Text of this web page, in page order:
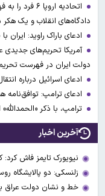
اتحادیه
دادگاه‌های انقلاب و یک
ادعای باراک راوید:
دولت ایران در فهرست
ادعای اسرائیل درباره
ادعای ترامپ: توافق‌نامه
ترامپ، با ذکر
آخرین اخبار
نیویورک تایمز فاش کرد:
زلنسکی: دو پالایشگاه
خط و نشان دولت عراق